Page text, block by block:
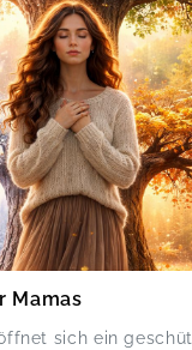
Mamas
sich ein